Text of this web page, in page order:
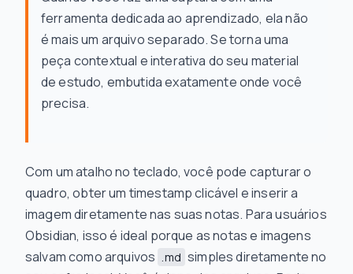
ferramenta dedicada ao aprendizado, ela não
é mais um arquivo separado. Se torna uma
peça contextual e interativa do seu material
de estudo, embutida exatamente onde você
precisa.
Com um atalho no teclado, você pode capturar o
quadro, obter um timestamp clicável e inserir a
imagem diretamente nas suas notas. Para usuários
Obsidian, isso é ideal porque as notas e imagens
salvam como arquivos .md simples diretamente no